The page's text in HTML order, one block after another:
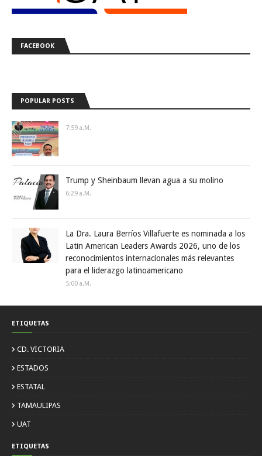
FACEBOOK
POPULAR POSTS
7:59 A.m.
Trump y Sheinbaum llevan agua a su molino
6:29 A.m.
La Dra. Laura Berríos Villafuerte es nominada a los
Latin American Leaders Awards 2026, uno de los
reconocimientos internacionales más relevantes
para el liderazgo latinoamericano
5:00 A.m.
ETIQUETAS
CD. VICTORIA
ESTADOS
ESTATAL
TAMAULIPAS
UAT
ETIQUETAS